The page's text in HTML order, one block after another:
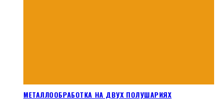
МЕТАЛЛООБРАБОТКА НА ДВУХ ПОЛУШАРИЯХ